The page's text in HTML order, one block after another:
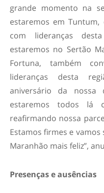
grande momento na
estaremos em
com lideranças
estaremos no Sertão
Fortuna, também
lideranças desta
aniversário da nossa
estaremos todos lá
reafirmando nossa
Estamos firmes e
Maranhão mais feliz”,
Presenças e ausências